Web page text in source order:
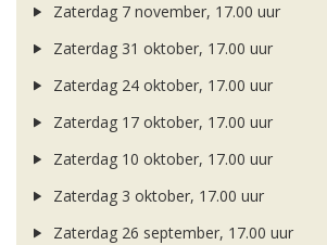
Zaterdag 7 november, 17.00 uur
Zaterdag 31 oktober, 17.00 uur
Zaterdag 24 oktober, 17.00 uur
Zaterdag 17 oktober, 17.00 uur
Zaterdag 10 oktober, 17.00 uur
Zaterdag 3 oktober, 17.00 uur
Zaterdag 26 september, 17.00 uur